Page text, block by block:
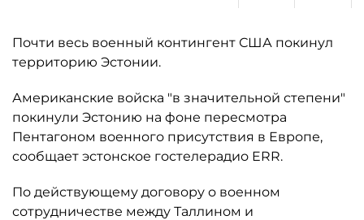
Почти весь военный контингент США покинул
территорию Эстонии.
Американские войска "в значительной степени"
покинули Эстонию на фоне пересмотра
Пентагоном военного присутствия в Европе,
сообщает эстонское гостелерадио ERR.
По действующему договору о военном
сотрудничестве между Таллином и